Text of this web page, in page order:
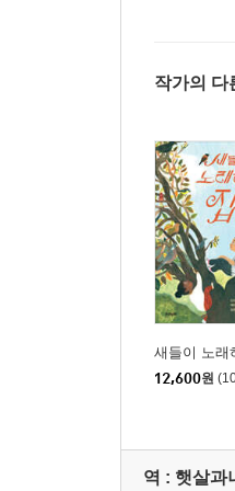
작가의 다
새들이 노래
12,600원
역 : 햇살과